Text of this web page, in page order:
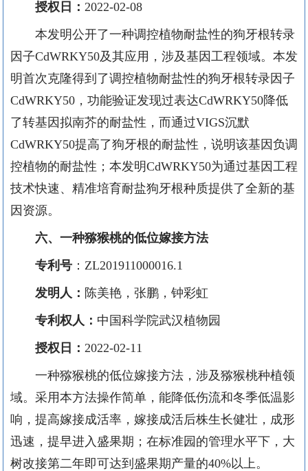
授权日： 2022-02-08
本发明公开了一种调控植物耐盐性的狗牙根转录
因子CdWRKY50及其应用，涉及基因工程领域。本发
明首次克隆得到了调控植物耐盐性的狗牙根转录因子
CdWRKY50，功能验证发现过表达CdWRKY50降低
了转基因拟南芥的耐盐性，而通过VIGS沉默
CdWRKY50提高了狗牙根的耐盐性，说明该基因负调
控植物的耐盐性；本发明CdWRKY50为通过基因工程
技术快速、精准培育耐盐狗牙根种质提供了全新的基
因资源。
六、 一种猕猴桃的低位嫁接方法
专利号 ： ZL201911000016.1
发明人： 陈美艳 ，张鹏，钟彩虹
专利权人： 中国科学院武汉植物园
授权日： 2022-02-11
一种猕猴桃的低位嫁接方法，涉及猕猴桃种植领
域。 采用本方法操作简单， 能降低伤流和冬季低温影
响，提高嫁接成活率，嫁接成活后株生长健壮，成形
迅速，提早进入盛果期；在标准园的管理水平下，大
树改接第二年即可达到盛果期产量的40%以上。